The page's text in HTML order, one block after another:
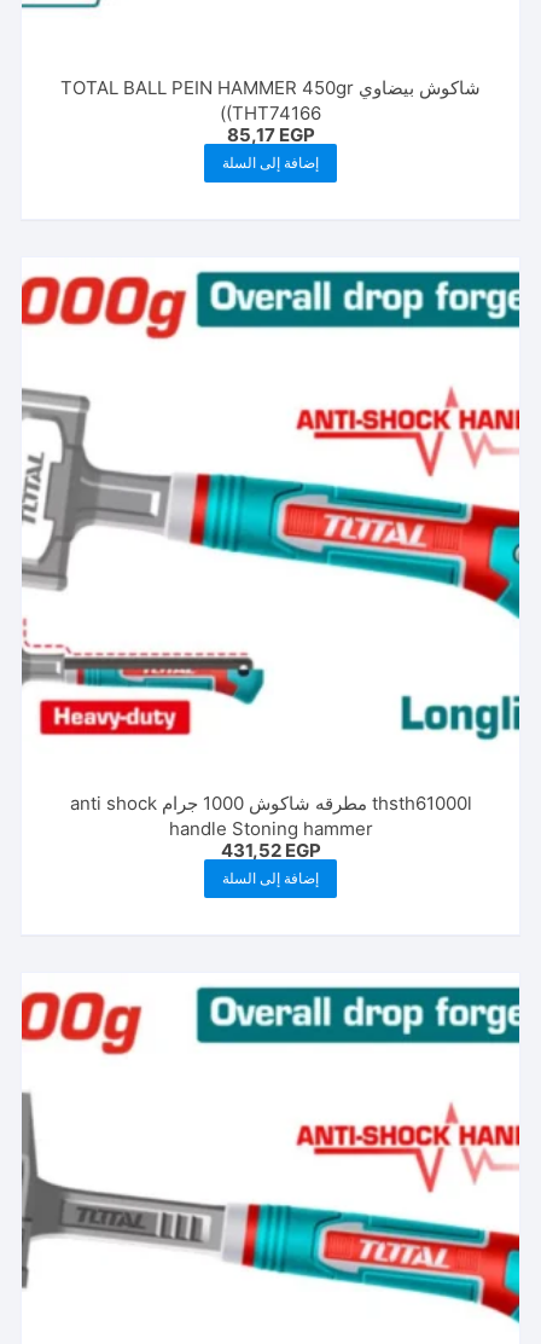
شاكوش بيضاوي TOTAL BALL PEIN HAMMER 450gr
(THT74166)
85,17 EGP
إضافة إلى السلة
thsth61000l مطرقه شاكوش 1000 جرام anti shock
handle Stoning hammer
431,52 EGP
إضافة إلى السلة